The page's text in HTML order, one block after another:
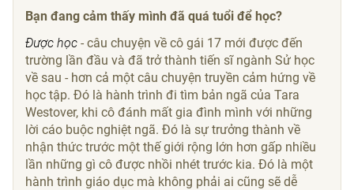
Bạn đang cảm thấy mình đã quá tuổi để học?
Được học - câu chuyện về cô gái 17 mới được đến
trường lần đầu và đã trở thành tiến sĩ ngành Sử học
về sau - hơn cả một câu chuyện truyền cảm hứng về
học tập. Đó là hành trình đi tìm bản ngã của Tara
Westover, khi cô đánh mất gia đình mình với những
lời cáo buộc nghiệt ngã. Đó là sự trưởng thành về
nhận thức trước một thế giới rộng lớn hơn gấp nhiều
lần những gì cô được nhồi nhét trước kia. Đó là một
hành trình giáo dục mà không phải ai cũng sẽ dễ